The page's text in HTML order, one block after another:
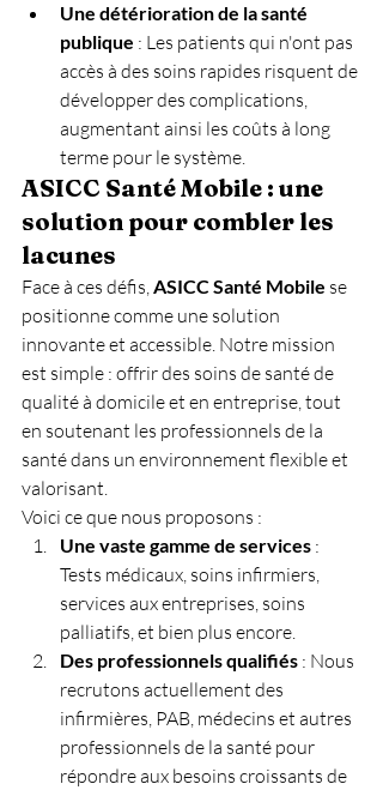
Une détérioration de la santé
publique : Les patients qui n'ont pas
accès à des soins rapides risquent de
développer des complications,
augmentant ainsi les coûts à long
terme pour le système.
ASICC Santé Mobile : une
solution pour combler les
lacunes
Face à ces défis, ASICC Santé Mobile se
positionne comme une solution
innovante et accessible. Notre mission
est simple : offrir des soins de santé de
qualité à domicile et en entreprise, tout
en soutenant les professionnels de la
santé dans un environnement flexible et
valorisant.
Voici ce que nous proposons :
Une vaste gamme de services :
Tests médicaux, soins infirmiers,
services aux entreprises, soins
palliatifs, et bien plus encore.
Des professionnels qualifiés : Nous
recrutons actuellement des
infirmières, PAB, médecins et autres
professionnels de la santé pour
répondre aux besoins croissants de